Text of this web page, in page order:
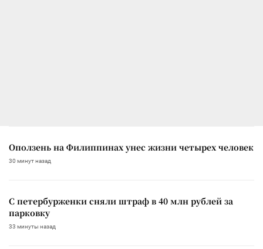
Оползень на Филиппинах унес жизни четырех человек
30 минут назад
С петербурженки сняли штраф в 40 млн рублей за
парковку
33 минуты назад